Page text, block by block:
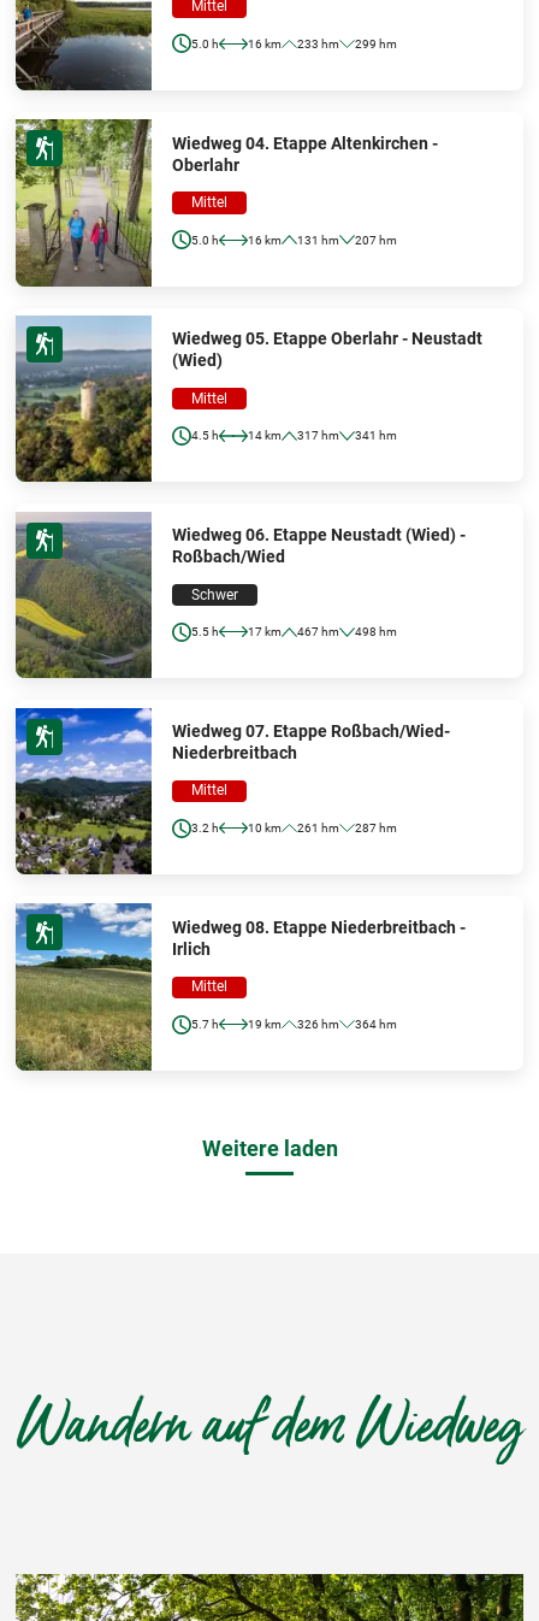
Mittel
5.0 h 16 km 233 hm 299 hm
Wiedweg 04. Etappe Altenkirchen -
Oberlahr
Mittel
5.0 h 16 km 131 hm 207 hm
Wiedweg 05. Etappe Oberlahr - Neustadt
(Wied)
Mittel
4.5 h 14 km 317 hm 341 hm
Wiedweg 06. Etappe Neustadt (Wied) -
Roßbach/Wied
Schwer
5.5 h 17 km 467 hm 498 hm
Wiedweg 07. Etappe Roßbach/Wied-
Niederbreitbach
Mittel
3.2 h 10 km 261 hm 287 hm
Wiedweg 08. Etappe Niederbreitbach -
Irlich
Mittel
5.7 h 19 km 326 hm 364 hm
Weitere laden
Wandern auf dem Wiedweg